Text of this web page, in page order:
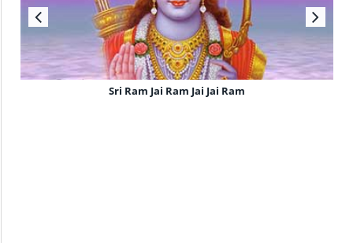
Sri Ram Jai Ram Jai Jai Ram